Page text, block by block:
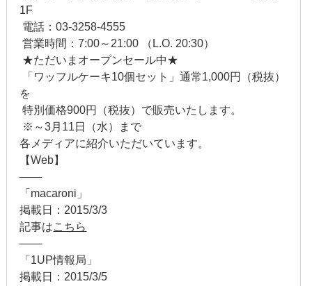
2011年7月
2011年3月
1F
電話：03-3258-4555
営業時間：7:00～21:00 （L.O. 20:30）
★ただいまオープンセール中★
「ワッフルケーキ10個セット」通常1,000円（税抜）
を
特別価格900円（税抜）で販売いたします。
※～3月11日（水）まで
各メディアに紹介いただいています。
【Web】
——
「macaroni」
掲載日：2015/3/3
記事はこちら
——
「1UP情報局」
掲載日：2015/3/5